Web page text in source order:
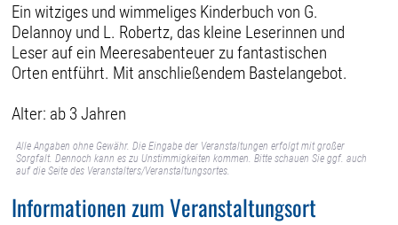
Ein witziges und wimmeliges Kinderbuch von G.
Delannoy und L. Robertz, das kleine Leserinnen und
Leser auf ein Meeresabenteuer zu fantastischen
Orten entführt. Mit anschließendem Bastelangebot.
Alter: ab 3 Jahren
Alle Angaben ohne Gewähr. Die Eingabe der Veranstaltungen erfolgt mit großer
Sorgfalt. Dennoch kann es zu Unstimmigkeiten kommen. Bitte schauen Sie ggf. auch
auf die Seite des Veranstalters/Veranstaltungsortes.
Informationen zum Veranstaltungsort